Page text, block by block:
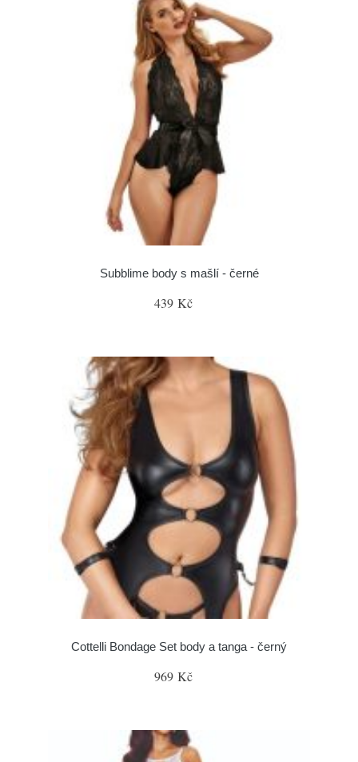
Subblime body s mašlí - černé
439 Kč
Cottelli Bondage Set body a tanga - černý
969 Kč